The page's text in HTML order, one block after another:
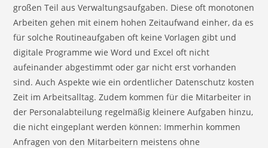
großen Teil aus Verwaltungsaufgaben. Diese oft monotonen
Arbeiten gehen mit einem hohen Zeitaufwand einher, da es
für solche Routineaufgaben oft keine Vorlagen gibt und
digitale Programme wie Word und Excel oft nicht
aufeinander abgestimmt oder gar nicht erst vorhanden
sind. Auch Aspekte wie ein ordentlicher Datenschutz kosten
Zeit im Arbeitsalltag. Zudem kommen für die Mitarbeiter in
der Personalabteilung regelmäßig kleinere Aufgaben hinzu,
die nicht eingeplant werden können: Immerhin kommen
Anfragen von den Mitarbeitern meistens ohne